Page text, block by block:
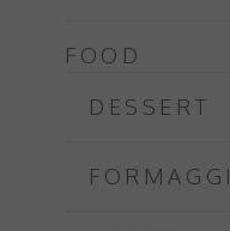
FOOD
DESSERT
FORMAGGI